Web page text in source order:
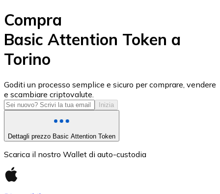
USD Coin
USDC
Compra
Basic Attention Token a
Torino
Goditi un processo semplice e sicuro per comprare, vendere
e scambiare criptovalute.
Inizia
Dettagli prezzo Basic Attention Token
Scarica il nostro Wallet di auto-custodia